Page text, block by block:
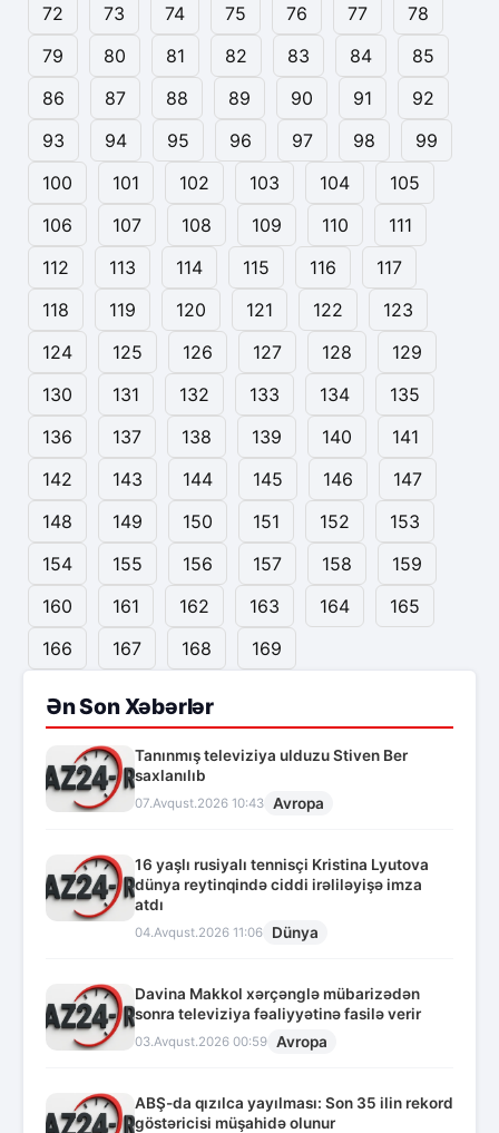
72 73 74 75 76 77
78
79
80 81 82 83 84
85
86
87 88 89 90 91
92
93
94 95 96 97 98
99
100
101 102 103 104
105
106
107 108 109 110
111
112
113 114 115 116
117
118
119 120 121 122
123
124
125 126 127 128
129
130
131 132 133 134
135
136
137 138 139 140
141
142
143 144 145 146
147
148
149 150 151 152
153
154
155 156 157 158
159
160
161 162 163 164
165
166
167 168 169
Ən Son Xəbərlər
Tanınmış televiziya ulduzu Stiven Ber
saxlanılıb
07.Avqust.2026 10:43 Avropa
16 yaşlı rusiyalı tennisçi Kristina Lyutova
dünya reytinqində ciddi irəliləyişə imza
atdı
04.Avqust.2026 11:06 Dünya
Davina Makkol xərçənglə mübarizədən
sonra televiziya fəaliyyətinə fasilə verir
03.Avqust.2026 00:59 Avropa
ABŞ-da qızılca yayılması: Son 35 ilin rekord
göstəricisi müşahidə olunur